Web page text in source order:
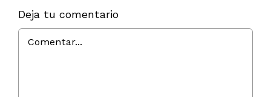
GALERY!
Deja tu comentario